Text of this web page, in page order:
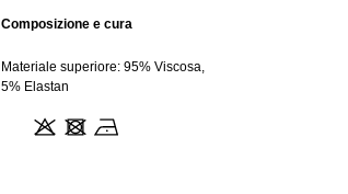
Composizione e cura
Materiale superiore: 95% Viscosa,
5% Elastan